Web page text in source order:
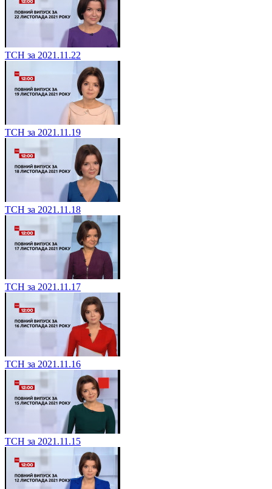
ТСН за 2021.11.22
ТСН за 2021.11.19
ТСН за 2021.11.18
ТСН за 2021.11.17
ТСН за 2021.11.16
ТСН за 2021.11.15